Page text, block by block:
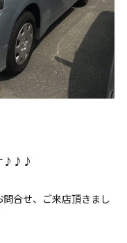
♪♪♪
合せ、ご来店頂きまし